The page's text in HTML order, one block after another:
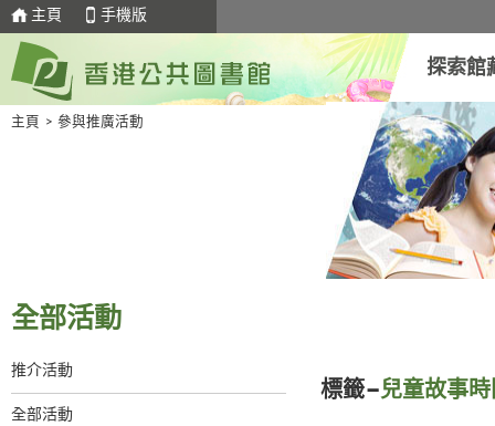
主頁 手機版
探索館
主頁 > 參與推廣活動
全部活動
推介活動
全部活動
標籤–兒童故事時